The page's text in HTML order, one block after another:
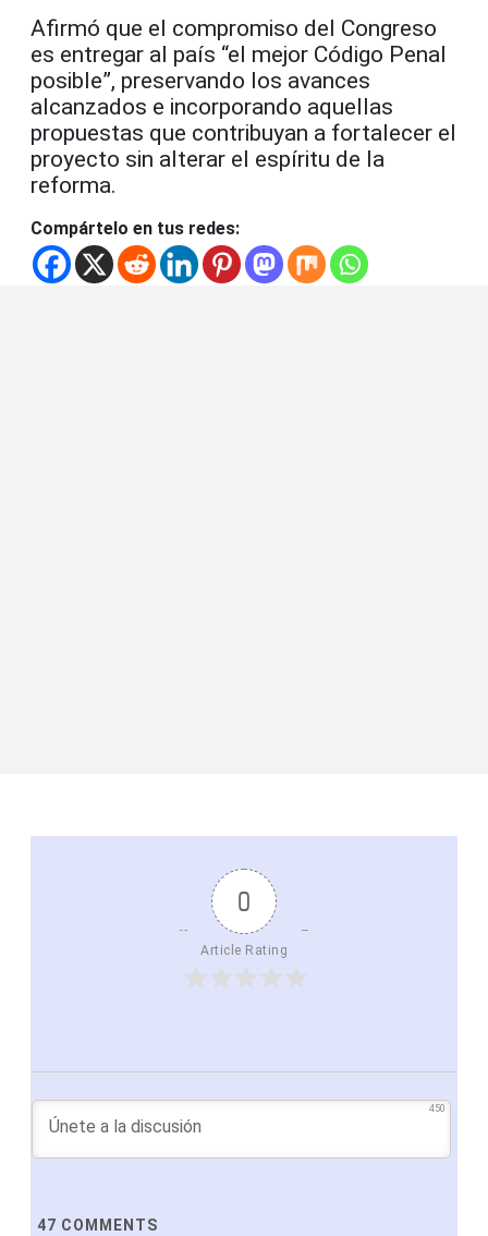
Afirmó que el compromiso del Congreso
es entregar al país “el mejor Código Penal
posible”, preservando los avances
alcanzados e incorporando aquellas
propuestas que contribuyan a fortalecer el
proyecto sin alterar el espíritu de la
reforma.
Compártelo en tus redes:
0
Article Rating
450
47 COMMENTS